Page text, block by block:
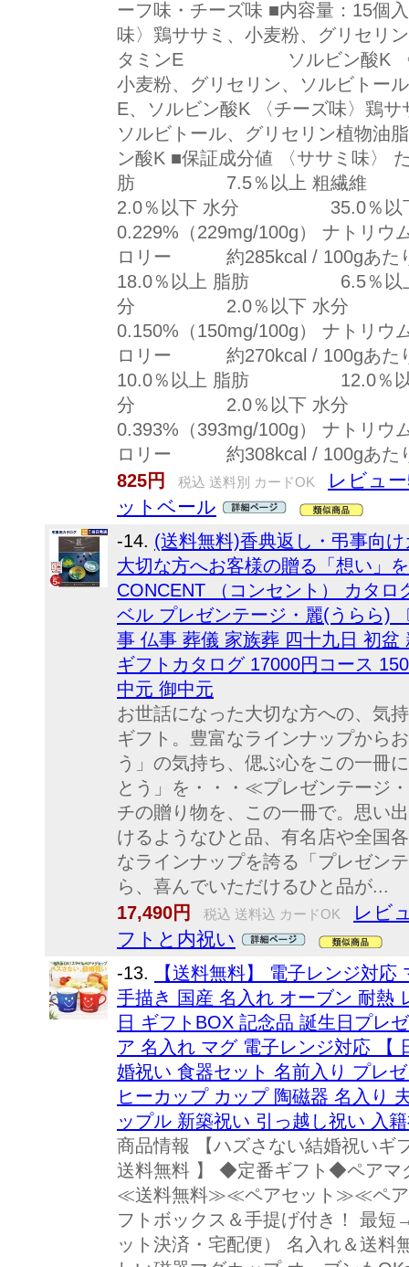
ーフ味・チーズ味 ■内容量：15個
味〉鶏ササミ、小麦粉、グリセリ
タミンE ソルビン酸K 〈ビ
小麦粉、グリセリン、ソル
E、ソルビン酸K 〈チーズ味〉鶏
ソルビトール、グリセリン
ン酸K ■保証成分値 〈ササミ味
肪 7.5％以上 粗繊
2.0％以下 水分 35.0
0.229%（229mg/100g） ナトリ
ロリー 約285kcal / 100gあた
18.0％以上 脂肪 6.5％以
分 2.0％以下 水分
0.150%（150mg/100g） ナトリ
ロリー 約270kcal / 100gあた
10.0％以上 脂肪 12.0％
分 2.0％以下 水分
0.393%（393mg/100g） ナトリ
ロリー 約308kcal / 100gあた
825円
税込 送料別 カードOK
レビュ
ットベール
-14. (送料無料)香典返し・弔事向
大切な方へお客様の贈る「想い」
CONCENT （コンセント） カタ
ベル プレゼンテージ・麗(うらら)
事 仏事 葬儀 家族葬 四十九日 初
ギフトカタログ 17000円コース
中元 御中元
お世話になった大切な方への、気
ギフト。豊富なラインナップから
う」の気持ち、偲ぶ心をこの一冊
とう」を・・・≪プレゼンテージ
チの贈り物を、この一冊で。思い
けるようなひと品、有名店や全国
なラインナップを誇る「プレゼン
ら、喜んでいただけるひと品が...
17,490円
税込 送料込 カードOK
レビ
フトと内祝い
-13.
【送料無料】 電子レンジ対
手描き 国産 名入れ オーブン 耐熱
日 ギフトBOX 記念品 誕生日プレ
ア 名入れ マグ 電子レンジ対応 【
婚祝い 食器セット 名前入り プレ
ヒーカップ カップ 陶磁器 名入り
ップル 新築祝い 引っ越し祝い 入
商品情報 【ハズさない結婚祝いギ
送料無料 】 ◆定番ギフト◆ペアマ
≪送料無料≫≪ペアセット≫≪ペア
フトボックス＆手提げ付き！ 最
ット決済・宅配便） 名入れ＆送料